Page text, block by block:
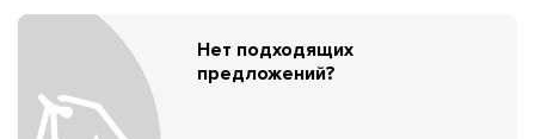
Нет подходящих
предложений?